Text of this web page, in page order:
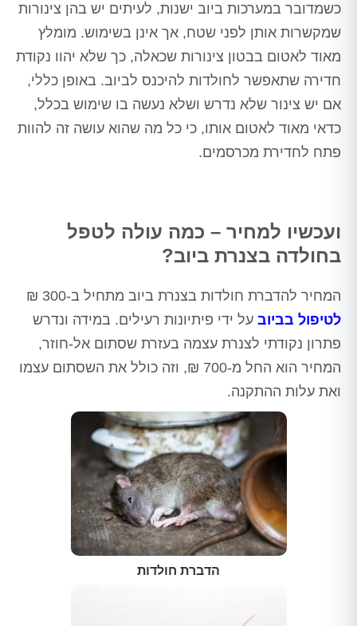
כשמדובר במערכות ביוב ישנות, לעיתים יש בהן צינורות
שמקשרות אותן לפני שטח, אך אינן בשימוש. מומלץ
מאוד לאטום בבטון צינורות שכאלה, כך שלא יהוו נקודת
חדירה שתאפשר לחולדות להיכנס לביוב. באופן כללי,
אם יש צינור שלא נדרש ושלא נעשה בו שימוש בכלל,
כדאי מאוד לאטום אותו, כי כל מה שהוא עושה זה להוות
פתח לחדירת מכרסמים.
ועכשיו למחיר – כמה עולה לטפל
בחולדה בצנרת ביוב?
המחיר להדברת חולדות בצנרת ביוב מתחיל ב-300 ₪
לטיפול בביוב על ידי פיתיונות רעילים. במידה ונדרש
פתרון נקודתי לצנרת עצמה בעזרת שסתום אל-חוזר,
המחיר הוא החל מ-700 ₪, וזה כולל את השסתום עצמו
ואת עלות ההתקנה.
הדברת חולדות